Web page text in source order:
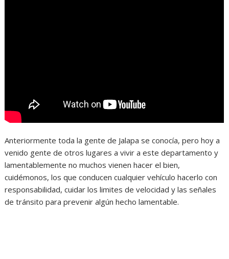
Anteriormente toda la gente de Jalapa se conocía, pero hoy a
venido gente de otros lugares a vivir a este departamento y
lamentablemente no muchos vienen hacer el bien,
cuidémonos, los que conducen cualquier vehículo hacerlo con
responsabilidad, cuidar los limites de velocidad y las señales
de tránsito para prevenir algún hecho lamentable.